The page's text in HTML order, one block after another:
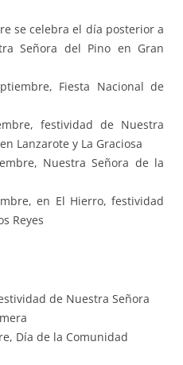
se celebra el día posterior a
Señora del Pino en Gran
Fiesta Nacional de
festividad de Nuestra
Lanzarote y La Graciosa
Nuestra Señora de la
en El Hierro, festividad
Reyes
de Nuestra Señora
Día de la Comunidad